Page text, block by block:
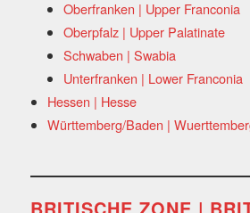
Oberfranken | Upper Franconia
Oberpfalz | Upper Palatinate
Schwaben | Swabia
Unterfranken | Lower Franconia
Hessen | Hesse
Württemberg/Baden |
BRITISCHE ZONE |